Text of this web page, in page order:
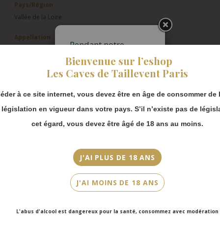
Bienvenue sur l’eshop
Les Caves de Taillevent Paris
à ce site internet, vous devez être en âge de consommer de
législation en vigueur dans votre pays. S’il n’existe pas de
cet égard, vous devez être âgé de 18 ans au moins.
J'AI PLUS DE 18 ANS
J'AI MOINS DE 18 ANS
L'abus d'alcool est dangereux pour la santé, consommez avec modération
Pays/Région
Vallée de la Loire
Appellation
Blanc
75cl
Pendant notre
fermeture estivale,
vous pouvez
continuer à passer
Merci de bien
prendre en compte :
Les envois
partir du 31 août.
Les commandes
en click-and-
collect (cave
Faubourg Saint-
Victor Hugo)